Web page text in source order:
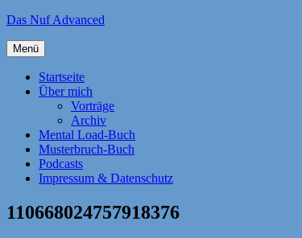
Zum
springen
Das Nuf Advanced
Menü
Startseite
Über mich
Vorträge
Archiv
Mental Load-Buch
Musterbruch-Buch
Podcasts
Impressum & Datenschutz
110668024757918376